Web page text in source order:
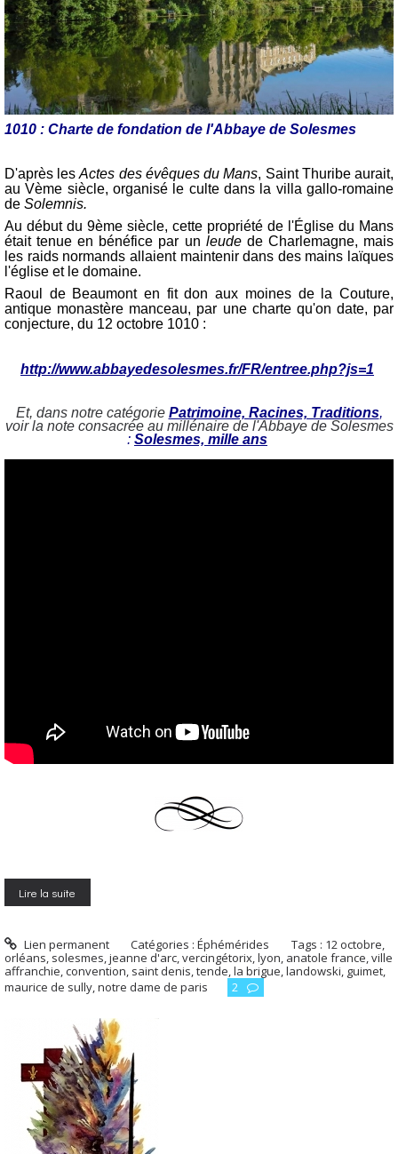
1010 : Charte de fondation de l'Abbaye de Solesmes
D'après lesActes des évêques du Mans, Saint Thuribe aurait,
au Vème siècle, organisé le culte dans la villa gallo-romaine
de Solemnis.
Au début du 9ème siècle, cette propriété de l'Église du Mans
était tenue en bénéfice par un leudede Charlemagne, mais
les raids normands allaient maintenir dans des mains laïques
l'église et le domaine.
Raoul de Beaumont en fit don aux moines de la Couture,
antique monastère manceau, par une charte qu'on date, par
conjecture, du 12 octobre 1010 :
http://www.abbayedesolesmes.fr/FR/entree.php?js=1
Et, dans notre catégorie Patrimoine, Racines, Traditions,
voir la note consacrée au millénaire de l'Abbaye de Solesmes
: Solesmes, mille ans
Lire la suite
Lien permanent Catégories :Éphémérides Tags : 12 octobre
orléans solesmes jeanne d'arc vercingétorix lyon anatole france ville
affranchie convention saint denis tende la brigue landowski guimet
maurice de sully notre dame de paris 2